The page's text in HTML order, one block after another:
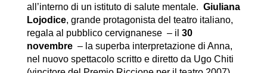
all’interno di un istituto di salute mentale. Giuliana
Lojodice, grande protagonista del teatro italiano,
regala al pubblico cervignanese – il 30
novembre– la superba interpretazione di Anna,
nel nuovo spettacolo scritto e diretto da Ugo Chiti